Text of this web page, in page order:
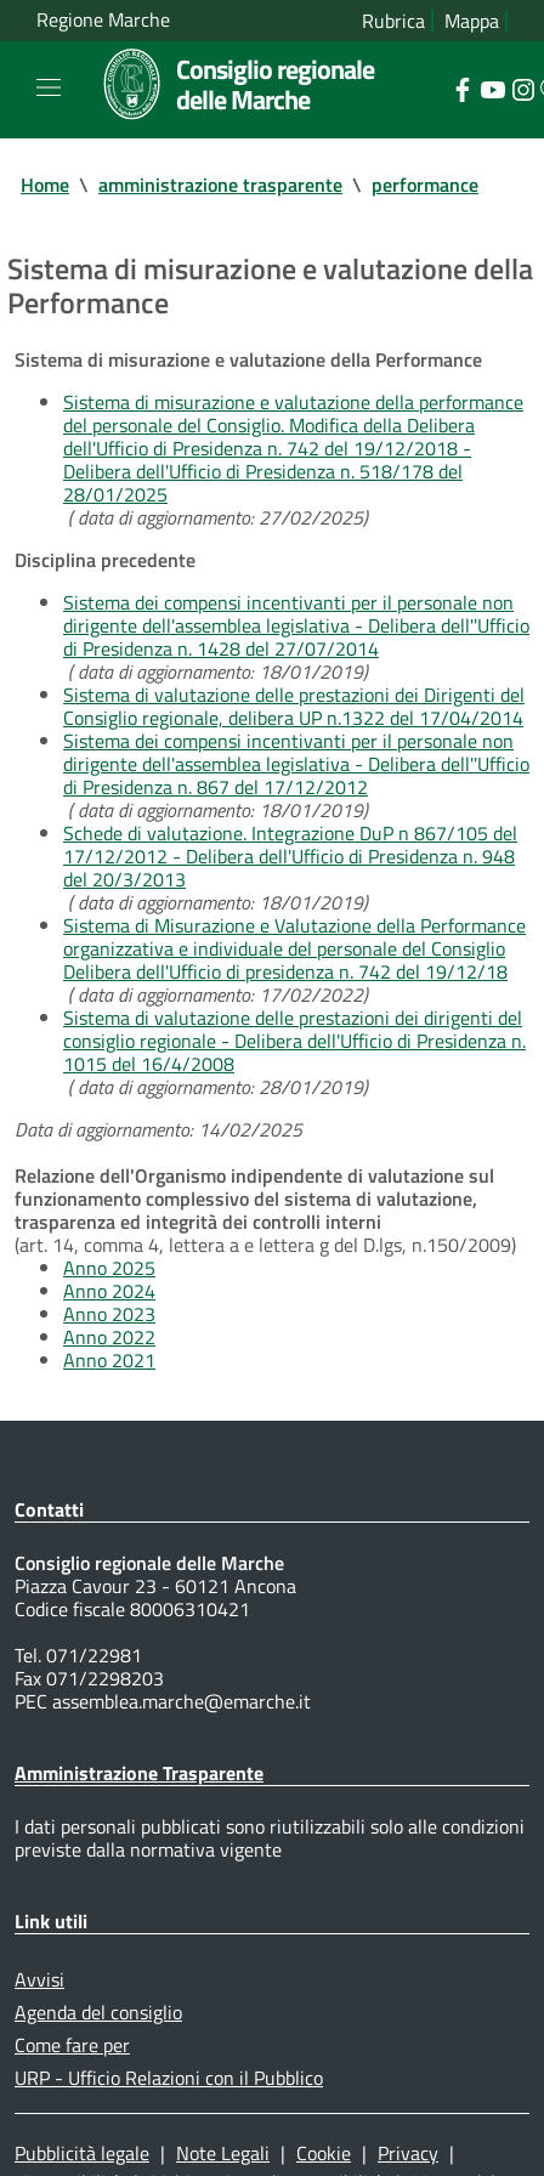
Regione Marche Rubrica Mappa
Consiglio regionale
delle Marche
Home \ amministrazione trasparente \ performance
Sistema di misurazione e valutazione della
Performance
Sistema di misurazione e valutazione della Performance
Sistema di misurazione e valutazione della performance
del personale del Consiglio. Modifica della Delibera
dell'Ufficio di Presidenza n. 742 del 19/12/2018 -
Delibera dell'Ufficio di Presidenza n. 518/178 del
28/01/2025
( data di aggiornamento: 27/02/2025)
Disciplina precedente
Sistema dei compensi incentivanti per il personale non
dirigente dell'assemblea legislativa - Delibera dell''Ufficio
di Presidenza n. 1428 del 27/07/2014
( data di aggiornamento: 18/01/2019)
Sistema di valutazione delle prestazioni dei Dirigenti del
Consiglio regionale, delibera UP n.1322 del 17/04/2014
Sistema dei compensi incentivanti per il personale non
dirigente dell'assemblea legislativa - Delibera dell''Ufficio
di Presidenza n. 867 del 17/12/2012
( data di aggiornamento: 18/01/2019)
Schede di valutazione. Integrazione DuP n 867/105 del
17/12/2012 - Delibera dell'Ufficio di Presidenza n. 948
del 20/3/2013
( data di aggiornamento: 18/01/2019)
Sistema di Misurazione e Valutazione della Performance
organizzativa e individuale del personale del Consiglio
Delibera dell'Ufficio di presidenza n. 742 del 19/12/18
( data di aggiornamento: 17/02/2022)
Sistema di valutazione delle prestazioni dei dirigenti del
consiglio regionale - Delibera dell'Ufficio di Presidenza n.
1015 del 16/4/2008
( data di aggiornamento: 28/01/2019)
Data di aggiornamento: 14/02/2025
Relazione dell'Organismo indipendente di valutazione sul
funzionamento complessivo del sistema di valutazione,
trasparenza ed integrità dei controlli interni
(art. 14, comma 4, lettera a e lettera g del D.lgs, n.150/2009)
Anno 2025
Anno 2024
Anno 2023
Anno 2022
Anno 2021
Contatti
Consiglio regionale delle Marche
Piazza Cavour 23 - 60121 Ancona
Codice fiscale 80006310421
Tel. 071/22981
Fax 071/2298203
PEC assemblea.marche@emarche.it
Amministrazione Trasparente
I dati personali pubblicati sono riutilizzabili solo alle condizioni
previste dalla normativa vigente
Link utili
Avvisi
Agenda del consiglio
Come fare per
URP - Ufficio Relazioni con il Pubblico
Pubblicità legale | Note Legali | Cookie | Privacy |